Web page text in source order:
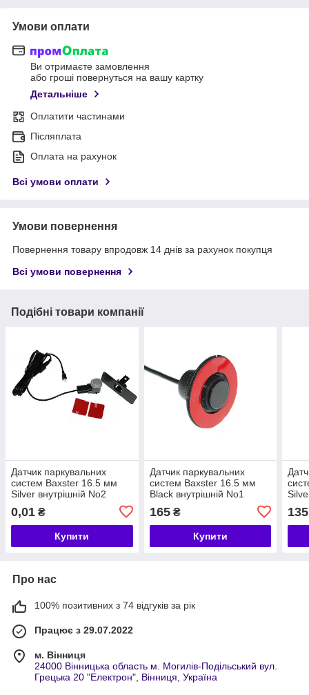
Умови оплати
Ви отримаєте замовлення
або гроші повернуться на вашу картку
Детальніше
Оплатити частинами
Післяплата
Оплата на рахунок
Всі умови оплати
Умови повернення
Повернення товару впродовж 14 днів за рахунок покупця
Всі умови повернення
Подібні товари компанії
Датчик паркувальних
систем Baxster 16.5 мм
Silver внутрішній No2
0,01 ₴
Купити
Датчик паркувальних
систем Baxster 16.5 мм
Black внутрішній No1
165₴
Купити
135
Про нас
100% позитивних з 74 відгуків за рік
Працює з 29.07.2022
м. Вінниця
24000 Вінницька область м. Могилів-Подільський вул.
Грецька 20 "Електрон", Вінниця, Україна